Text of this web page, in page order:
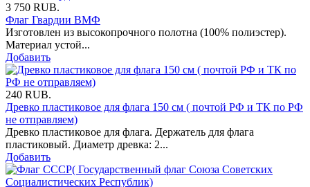
3 750 RUB.
Флаг Гвардии ВМФ
Изготовлен из высокопрочного полотна (100% полиэстер).
Материал устой...
Добавить
240 RUB.
Древко пластиковое для флага 150 см ( почтой РФ и ТК по РФ
не отправляем)
Древко пластиковое для флага. Держатель для флага
пластиковый. Диаметр древка: 2...
Добавить